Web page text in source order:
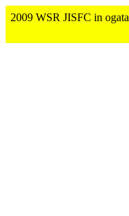
2009 WSR JISFC in